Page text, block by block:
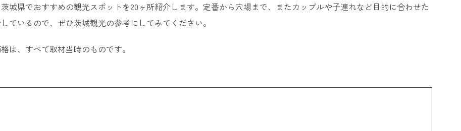
城県でおすすめの観光スポットを20ヶ所紹介します。定番から穴場まで、またカップルや子連れなど目的に合わせた
ているので、ぜひ茨城観光の参考にしてみてください。
は、すべて取材当時のものです。